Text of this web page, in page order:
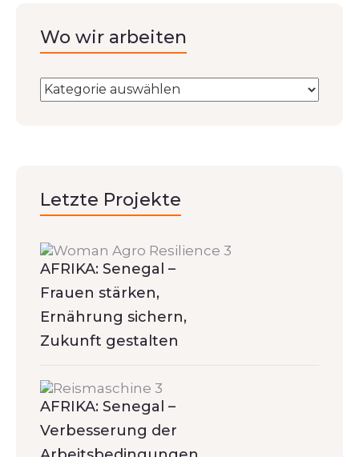
Wo wir arbeiten
Letzte Projekte
AFRIKA: Senegal –
Frauen stärken,
Ernährung sichern,
Zukunft gestalten
AFRIKA: Senegal –
Verbesserung der